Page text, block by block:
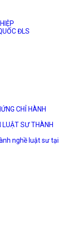
ĐLS
CHỈ HÀNH
LUẬT SƯ THÀNH
nghề luật sư tại